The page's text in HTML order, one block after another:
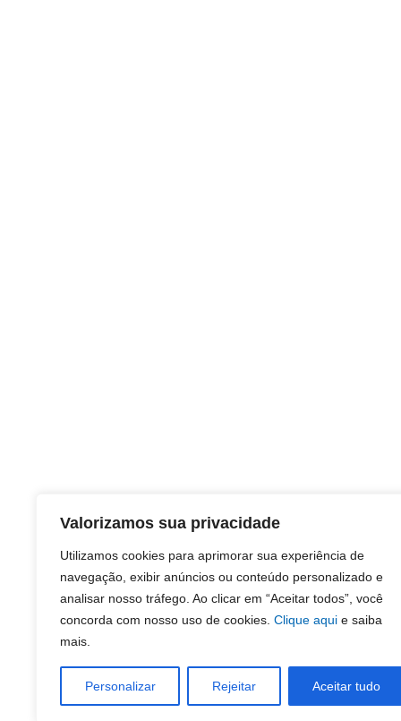
Valorizamos sua privacidade
Utilizamos cookies para aprimorar sua experiência de
navegação, exibir anúncios ou conteúdo personalizado e
analisar nosso tráfego. Ao clicar em “Aceitar todos”, você
concorda com nosso uso de cookies. Clique aqui e saiba
mais.
Personalizar Rejeitar Aceitar tudo